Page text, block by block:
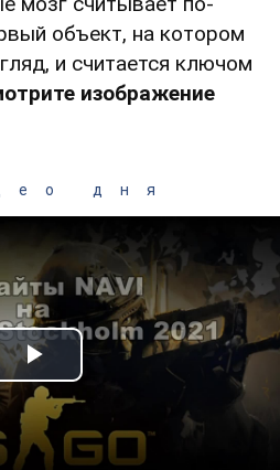
объект, на котором
и считается ключом
изображение
дня
Play Video